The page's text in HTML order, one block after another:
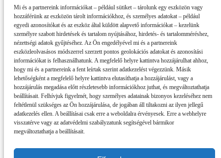
Mi és a partnereink információkat – például sütiket – tárolunk egy eszközön vagy
hozzáférünk az eszközön tárolt információkhoz, és személyes adatokat – például
egyedi azonosítókat és az eszköz által küldött alapvető információkat – kezelünk
személyre szabott hirdetések és tartalom nyújtásához, hirdetés- és tartalomméréshez,
nézettségi adatok gyűjtéséhez. Az Ön engedélyével mi és a partnereink
eszközleolvasásos módszerrel szerzett pontos geolokációs adatokat és azonosítási
információkat is felhasználhatunk. A megfelelő helyre kattintva hozzájárulhat ahhoz,
hogy mi és a partnereink a fent leírtak szerint adatkezelést végezzünk. Másik
lehetőségként a megfelelő helyre kattintva elutasíthatja a hozzájárulást, vagy a
hozzájárulás megadása előtt részletesebb információkhoz juthat, és megváltoztathatja
beállításait. Felhívjuk figyelmét, hogy személyes adatainak bizonyos kezeléséhez nem
feltétlenül szükséges az Ön hozzájárulása, de jogában áll tiltakozni az ilyen jellegű
adatkezelés ellen. A beállításai csak erre a weboldalra érvényesek. Erre a webhelyre
visszatérve vagy az adatvédelmi szabályzatunk segítségével bármikor
megváltoztathatja a beállításait.